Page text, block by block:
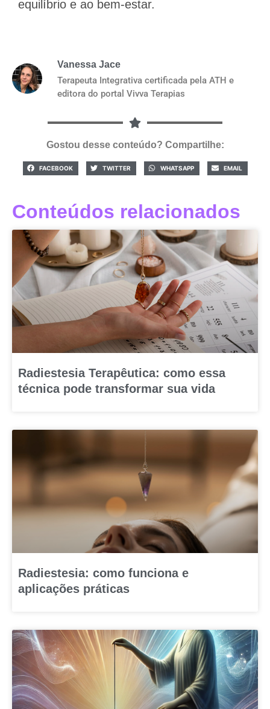
equilíbrio e ao bem-estar.
Vanessa Jace
Terapeuta Integrativa certificada pela ATH e
editora do portal Vivva Terapias
Gostou desse conteúdo? Compartilhe:
FACEBOOK TWITTER WHATSAPP EMAIL
Conteúdos relacionados
Radiestesia Terapêutica: como essa
técnica pode transformar sua vida
Radiestesia: como funciona e
aplicações práticas